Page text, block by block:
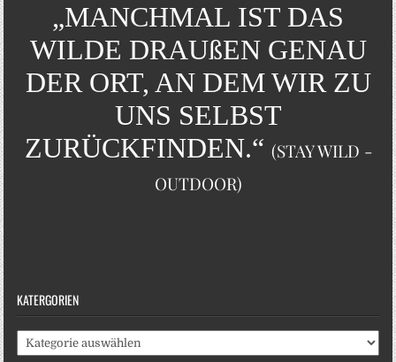
„MANCHMAL IST DAS
WILDE DRAUßEN GENAU
DER ORT, AN DEM WIR ZU
UNS SELBST
ZURÜCKFINDEN.“ (STAY WILD -
OUTDOOR)
KATERGORIEN
Katergorien